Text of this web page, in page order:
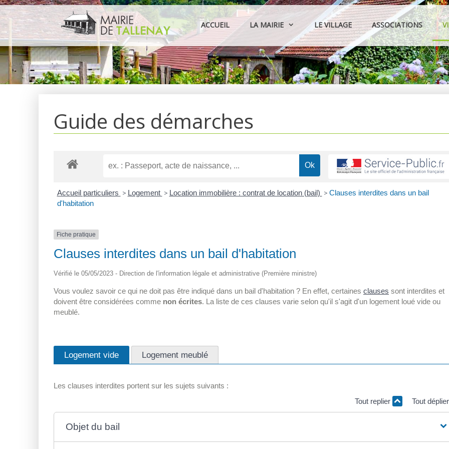
Aller
au
contenu
ACCUEIL LA MAIRIE LE VILLAGE ASSOCIATIONS
Guide des démarches
Accueil particuliers > Logement > Location immobilière : contrat de location (bail) > Clauses interdites dans un bail
d'habitation
Fiche pratique
Clauses interdites dans un bail d'habitation
Vérifié le 05/05/2023 - Direction de l'information légale et administrative (Première ministre)
Vous voulez savoir ce qui ne doit pas être indiqué dans un bail d'habitation ? En effet, certaines clauses sont interdites et
doivent être considérées comme non écrites. La liste de ces clauses varie selon qu'il s'agit d'un logement loué vide ou
meublé.
Logement vide Logement meublé
Les clauses interdites portent sur les sujets suivants :
Tout replier
Tout
Objet du bail